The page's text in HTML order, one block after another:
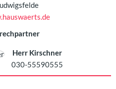
Herr Kirschner
030-55590555